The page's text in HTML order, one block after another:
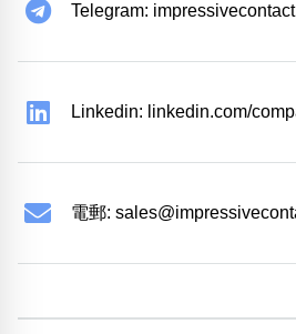
Telegram: impressivecontact
Linkedin: linkedin.com/
電郵: